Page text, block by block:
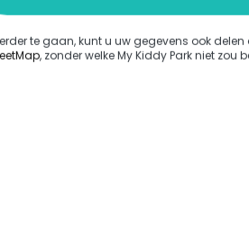
eingegeben.
te gaan, kunt u uw gegevens ook delen
, zonder welke My Kiddy Park niet zou